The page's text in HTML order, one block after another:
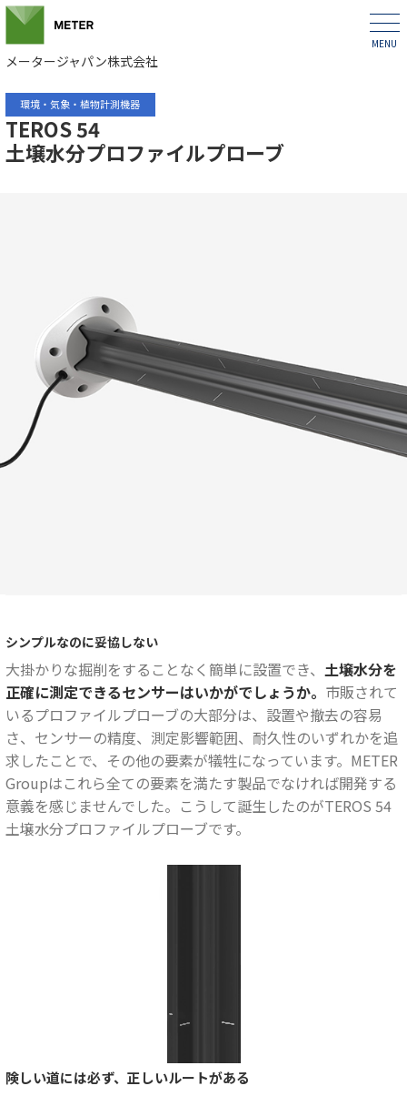
メータージャパン株式会社
環境・気象・植物計測機器
TEROS 54
土壌水分プロファイルプローブ
シンプルなのに妥協しない
大掛かりな掘削をすることなく簡単に設置でき、 土壌水分を
正確に測定できるセンサーはいかがでしょうか。 市販されて
いるプロファイルプローブの大部分は、設置や撤去の容易
さ、センサーの精度、測定影響範囲、耐久性のいずれかを追
求したことで、その他の要素が犠牲になっています。METER
Groupはこれら全ての要素を満たす製品でなければ開発する
意義を感じませんでした。こうして誕生したのがTEROS 54
土壌水分プロファイルプローブです。
険しい道には必ず、正しいルートがある